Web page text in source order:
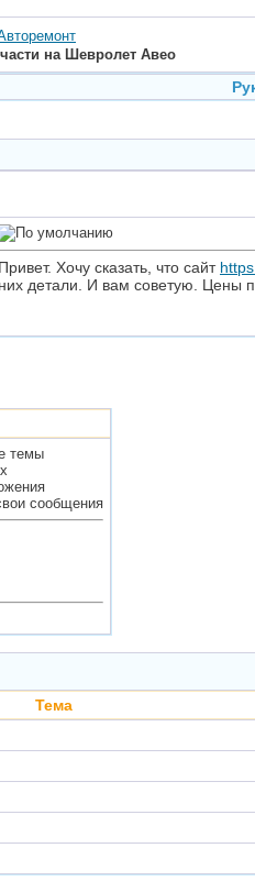
на Шевролет Авео
Привет. Хочу сказать, что сайт
них детали. И вам советую. Цены
темы
сообщения
Тема